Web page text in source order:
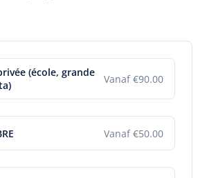
(école, grande
Vanaf €90.00
Vanaf €50.00